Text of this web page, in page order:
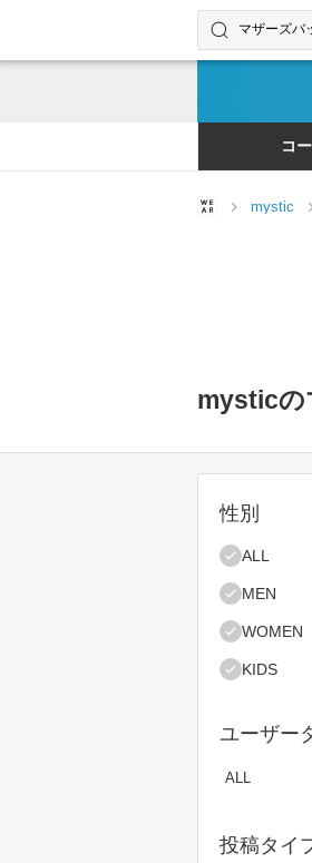
コーディ
検索する
コ
mystic
mysticの
絞り込み条件
性別
ALL
MEN
WOMEN
KIDS
ユーザー
ALL
投稿タイ